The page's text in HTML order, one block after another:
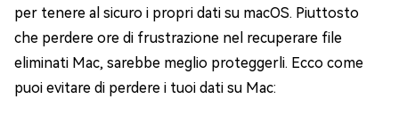
per tenere al sicuro i propri dati su macOS. Piuttosto
che perdere ore di frustrazione nel recuperare file
eliminati Mac, sarebbe meglio proteggerli. Ecco come
puoi evitare di perdere i tuoi dati su Mac: